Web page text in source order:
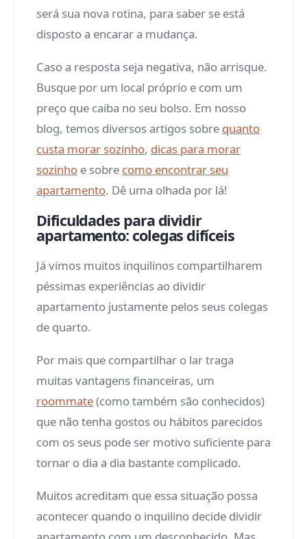
será sua nova rotina, para saber se está
disposto a encarar a mudança.
Caso a resposta seja negativa, não arrisque.
Busque por um local próprio e com um
preço que caiba no seu bolso. Em nosso
blog, temos diversos artigos sobre quanto
custa morar sozinho, dicas para morar
sozinho e sobre como encontrar seu
apartamento. Dê uma olhada por lá!
Dificuldades para dividir
apartamento: colegas difíceis
Já vimos muitos inquilinos compartilharem
péssimas experiências ao dividir
apartamento justamente pelos seus colegas
de quarto.
Por mais que compartilhar o lar traga
muitas vantagens financeiras, um
roommate(como também são conhecidos)
que não tenha gostos ou hábitos parecidos
com os seus pode ser motivo suficiente para
tornar o dia a dia bastante complicado.
Muitos acreditam que essa situação possa
acontecer quando o inquilino decide dividir